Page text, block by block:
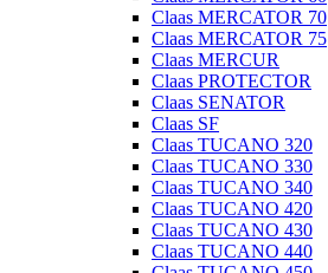
Claas MERCATOR 70
Claas MERCATOR 75
Claas MERCUR
Claas PROTECTOR
Claas SENATOR
Claas SF
Claas TUCANO 320
Claas TUCANO 330
Claas TUCANO 340
Claas TUCANO 420
Claas TUCANO 430
Claas TUCANO 440